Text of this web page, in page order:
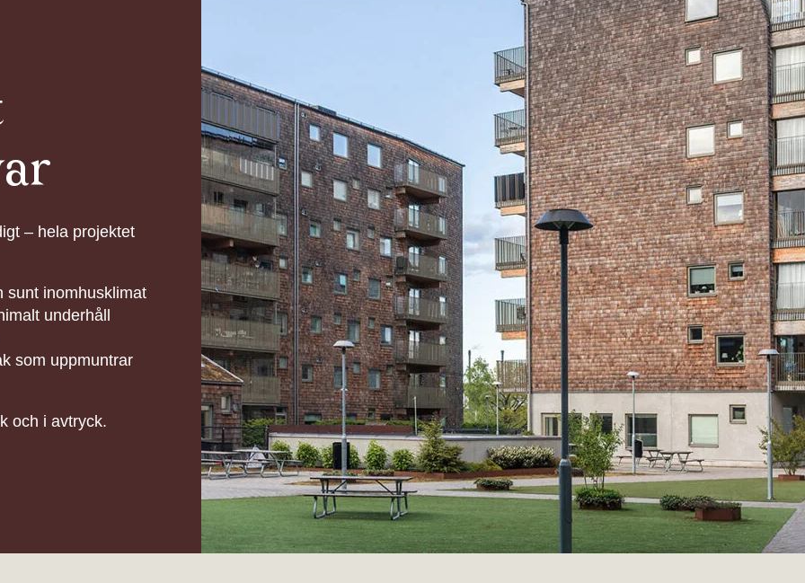
– hela projektet
sunt inomhusklimat
underhåll
som uppmuntrar
och i avtryck.